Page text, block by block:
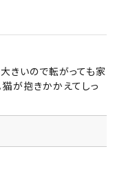
きいので転がっても家
猫が抱きかかえてしっ